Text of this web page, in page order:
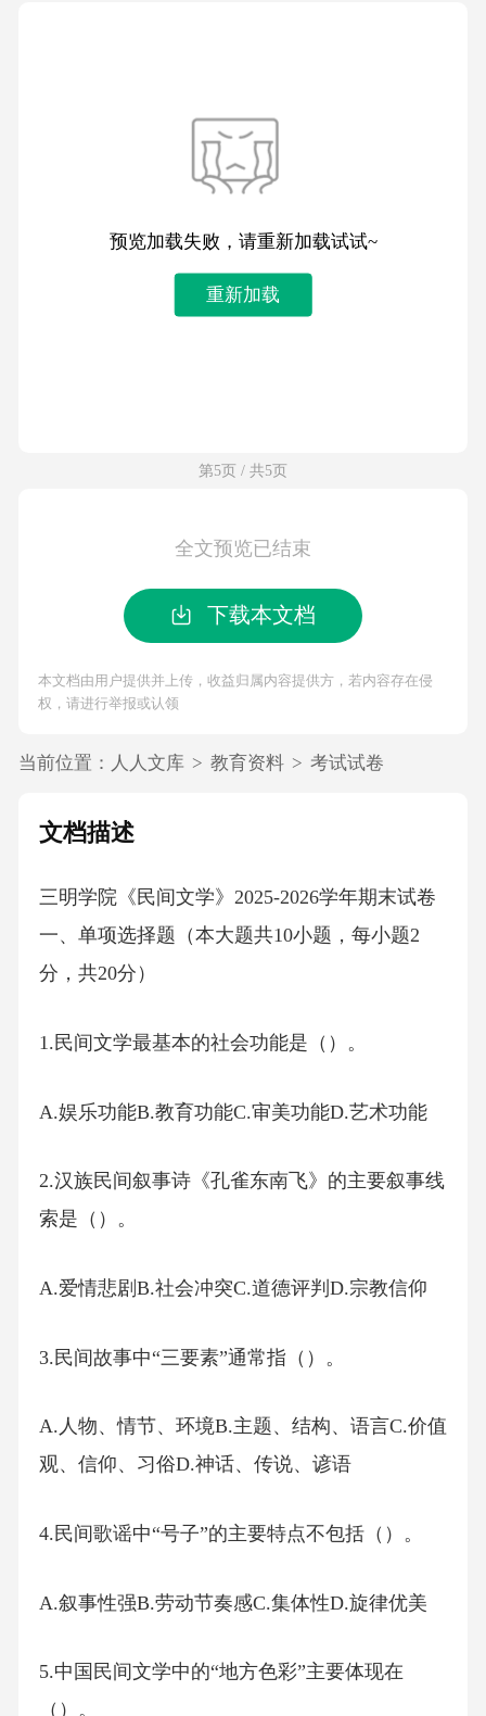
预览加载失败，请重新加载试试~
重新加载
第5页 / 共5页
全文预览已结束
下载本文档
本文档由用户提供并上传，收益归属内容提供方，若内容存在侵
权，请进行举报或认领
当前位置： 人人文库 > 教育资料 > 考试试卷
文档描述
三明学院《民间文学》2025-2026学年期末试卷
一、单项选择题（本大题共10小题，每小题2
分，共20分）
1.民间文学最基本的社会功能是（）。
A.娱乐功能B.教育功能C.审美功能D.艺术功能
2.汉族民间叙事诗《孔雀东南飞》的主要叙事线
索是（）。
A.爱情悲剧B.社会冲突C.道德评判D.宗教信仰
3.民间故事中“三要素”通常指（）。
A.人物、情节、环境B.主题、结构、语言C.价值
观、信仰、习俗D.神话、传说、谚语
4.民间歌谣中“号子”的主要特点不包括（）。
A.叙事性强B.劳动节奏感C.集体性D.旋律优美
5.中国民间文学中的“地方色彩”主要体现在
（）。